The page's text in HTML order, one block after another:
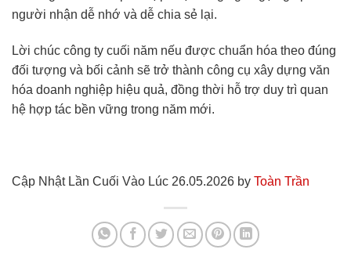
người nhận dễ nhớ và dễ chia sẻ lại.
Lời chúc công ty cuối năm nếu được chuẩn hóa theo đúng
đối tượng và bối cảnh sẽ trở thành công cụ xây dựng văn
hóa doanh nghiệp hiệu quả, đồng thời hỗ trợ duy trì quan
hệ hợp tác bền vững trong năm mới.
Cập Nhật Lần Cuối Vào Lúc 26.05.2026 by Toàn Trần